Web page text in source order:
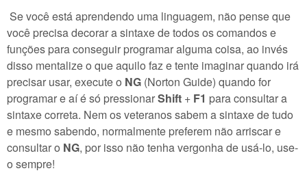
Se você está aprendendo uma linguagem, não pense que
você precisa decorar a sintaxe de todos os comandos e
funções para conseguir programar alguma coisa, ao invés
disso mentalize o que aquilo faz e tente imaginar quando irá
precisar usar, execute o NG (Norton Guide) quando for
programar e aí é só pressionarShift + F1 para consultar a
sintaxe correta. Nem os veteranos sabem a sintaxe de tudo
e mesmo sabendo, normalmente preferem não arriscar e
consultar o NG, por isso não tenha vergonha de usá-lo, use-
o sempre!